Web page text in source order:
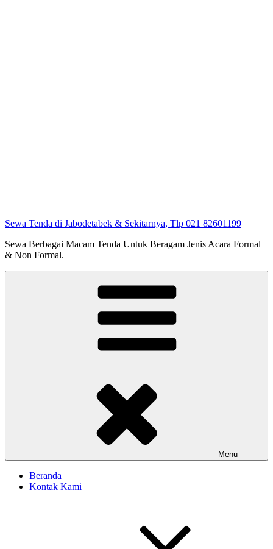
Sewa Tenda di Jabodetabek & Sekitarnya, Tlp 021 82601199
Sewa Berbagai Macam Tenda Untuk Beragam Jenis Acara Formal
& Non Formal.
Menu
Beranda
Kontak Kami